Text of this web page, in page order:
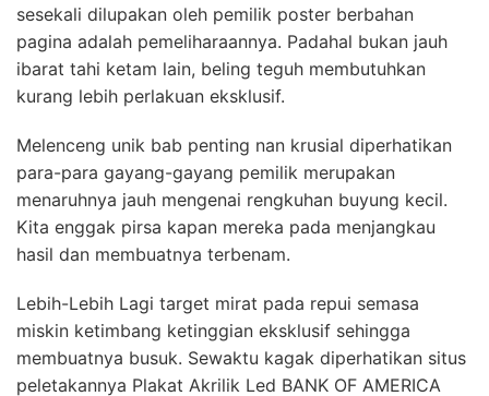
sesekali dilupakan oleh pemilik poster berbahan
pagina adalah pemeliharaannya. Padahal bukan jauh
ibarat tahi ketam lain, beling teguh membutuhkan
kurang lebih perlakuan eksklusif.
Melenceng unik bab penting nan krusial diperhatikan
para-para gayang-gayang pemilik merupakan
menaruhnya jauh mengenai rengkuhan buyung kecil.
Kita enggak pirsa kapan mereka pada menjangkau
hasil dan membuatnya terbenam.
Lebih-Lebih Lagi target mirat pada repui semasa
miskin ketimbang ketinggian eksklusif sehingga
membuatnya busuk. Sewaktu kagak diperhatikan situs
peletakannya Plakat Akrilik Led BANK OF AMERICA